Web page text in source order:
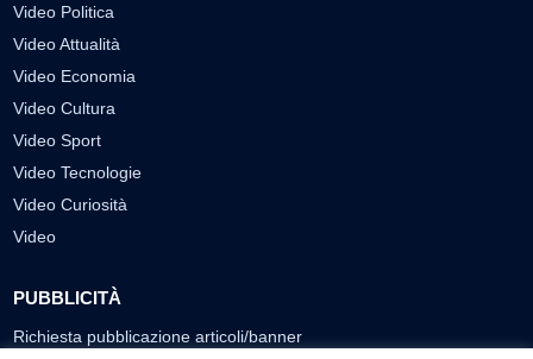
Video Politica
Video Attualità
Video Economia
Video Cultura
Video Sport
Video Tecnologie
Video Curiosità
Video
PUBBLICITÀ
Richiesta pubblicazione articoli/banner